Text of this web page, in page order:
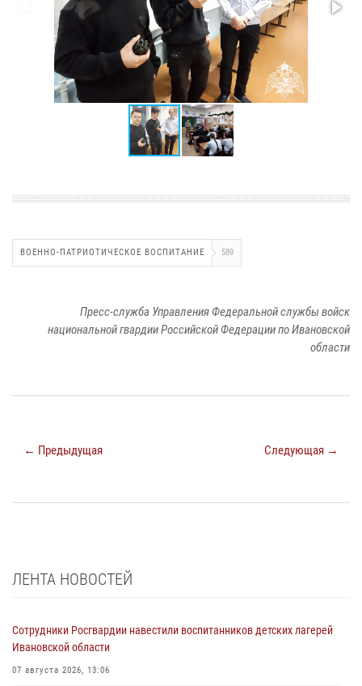
ВОЕННО-ПАТРИОТИЧЕСКОЕ ВОСПИТАНИЕ 589
Пресс-служба Управления Федеральной службы войск
национальной гвардии Российской Федерации по Ивановской
области
← Предыдущая Следующая →
ЛЕНТА НОВОСТЕЙ
Сотрудники Росгвардии навестили воспитанников детских лагерей
Ивановской области
07 августа 2026, 13:06